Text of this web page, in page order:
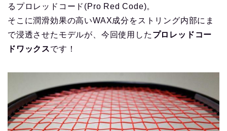
るプロレッドコード(Pro Red Code)。
そこに潤滑効果の高いWAX成分をストリング内部にま
で浸透させたモデルが、今回使用した プロレッドコー
ドワックスです！